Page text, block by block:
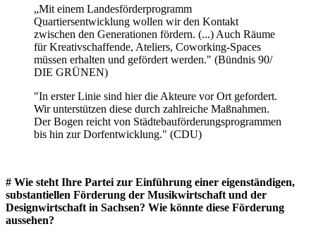
„Mit einem Landesförderprogramm
Quartiersentwicklung wollen wir den Kontakt
zwischen den Generationen fördern. (...) Auch Räume
für Kreativschaffende, Ateliers, Coworking-Spaces
müssen erhalten und gefördert werden." (Bündnis 90/
DIE GRÜNEN)
"In erster Linie sind hier die Akteure vor Ort gefordert.
Wir unterstützen diese durch zahlreiche Maßnahmen.
Der Bogen reicht von Städtebauförderungsprogrammen
bis hin zur Dorfentwicklung." (CDU)
# Wie steht Ihre Partei zur Einführung einer eigenständigen,
substantiellen Förderung der Musikwirtschaft und der
Designwirtschaft in Sachsen? Wie könnte diese Förderung
aussehen?